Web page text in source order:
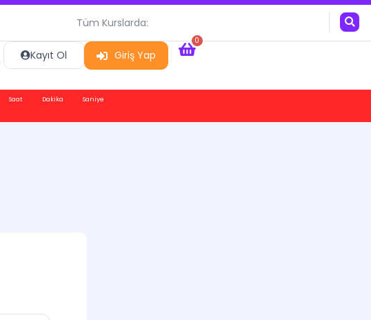
Tüm Kurslarda:
Kayıt Ol Giriş Yap
0
Saat Dakika Saniye